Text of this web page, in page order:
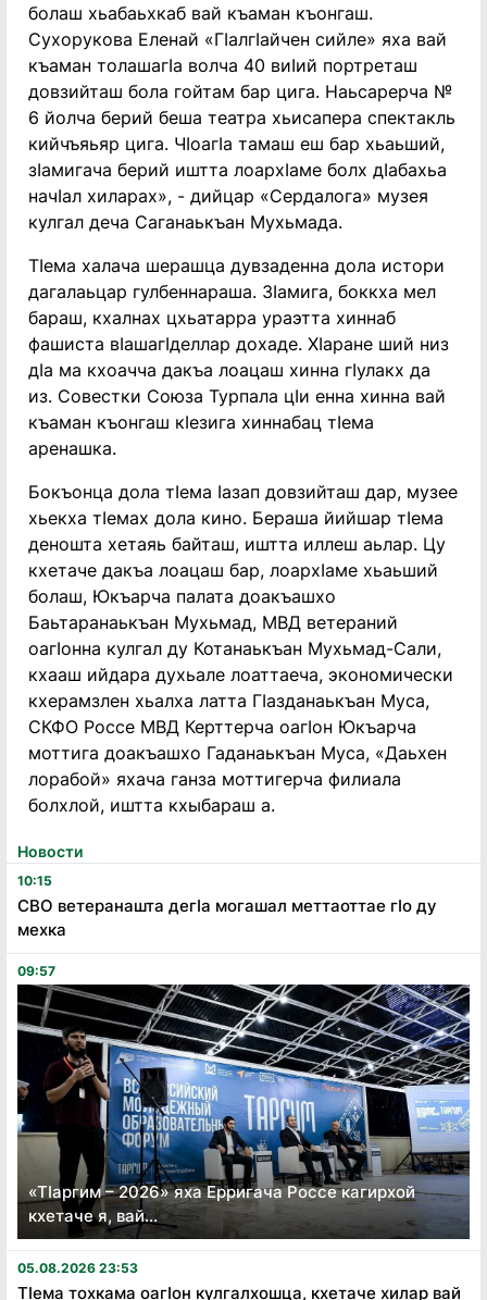
Новости
10:15
СВО ветеранашта дегӏа могашал меттаоттае гӏо ду
мехка
09:57
«Тӏаргим – 2026» яха Ерригача Россе кагирхой
кхетаче я, вай...
05.08.2026 23:53
Тӏема тохкама оагӏон кулгалхошца, кхетаче хилар вай
болаш хьабаьхкаб вай къаман къонгаш.
Сухорукова Еленай «Гӏалгӏайчен сийле» яха вай
къаман толашагӏа волча 40 виӏий портреташ
довзийташ бола гойтам бар цига. Наьсарерча №
6 йолча берий беша театра хьисапера спектакль
кийчъяьяр цига. Чӏоагӏа тамаш еш бар хьаьший,
зӏамигача берий иштта лоархӏаме болх дӏабахьа
начӏал хиларах», - дийцар «Сердалога» музея
кулгал деча Саганаькъан Мухьмада.
Тӏема халача шерашца дувзаденна дола истори
дагалаьцар гулбеннараша. Зӏамига, боккха мел
бараш, кхалнах цхьатарра ураэтта хиннаб
фашиста вӏашагӏделлар дохаде. Хӏаране ший низ
дӏа ма кхоачча дакъа лоацаш хинна гӏулакх да
из. Совестки Союза Турпала цӏи енна хинна вай
къаман къонгаш кӏезига хиннабац тӏема
аренашка.
Бокъонца дола тӏема ӏазап довзийташ дар, музее
хьекха тӏемах дола кино. Бераша йийшар тӏема
деношта хетаяь байташ, иштта иллеш аьлар. Цу
кхетаче дакъа лоацаш бар, лоархӏаме хьаьший
болаш, Юкъарча палата доакъашхо
Баьтаранаькъан Мухьмад, МВД ветераний
оагӏонна кулгал ду Котанаькъан Мухьмад-Сали,
кхааш ийдара духьале лоаттаеча, экономически
кхерамзлен хьалха латта Гӏазданаькъан Муса,
СКФО Россе МВД Керттерча оагӏон Юкъарча
моттига доакъашхо Гаданаькъан Муса, «Даьхен
лорабой» яхача ганза моттигерча филиала
болхлой, иштта кхыбараш а.